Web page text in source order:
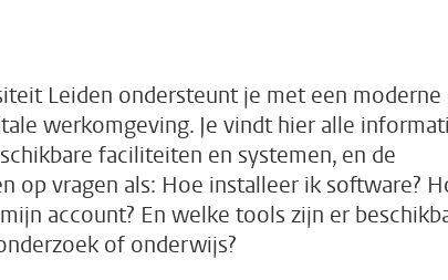
Leiden ondersteunt je met een moderne
werkomgeving. Je vindt hier alle
faciliteiten en systemen, en de
op vragen als: Hoe installeer ik software?
account? En welke tools zijn er
of onderwijs?